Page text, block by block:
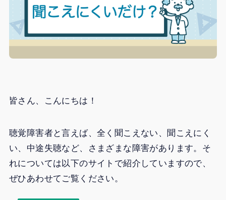
皆さん、こんにちは！
聴覚障害者と言えば、全く聞こえない、聞こえにく
い、中途失聴など、さまざまな障害があります。そ
れについては以下のサイトで紹介していますので、
ぜひあわせてご覧ください。